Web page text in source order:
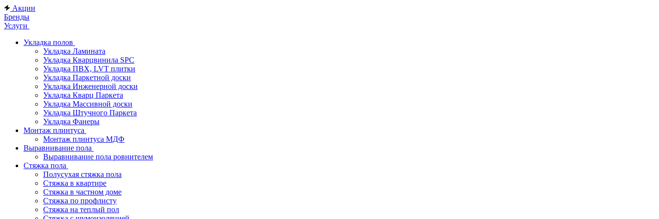
Акции
Бренды
Услуги
Укладка полов
Укладка Ламината
Укладка Кварцвинила SPC
Укладка ПВХ, LVT плитки
Укладка Паркетной доски
Укладка Инженерной доски
Укладка Кварц Паркета
Укладка Массивной доски
Укладка Штучного Паркета
Укладка Фанеры
Монтаж плинтуса
Монтаж плинтуса МДФ
Выравнивание пола
Выравнивание пола ровнителем
Стяжка пола
Полусухая стяжка пола
Стяжка в квартире
Стяжка в частном доме
Стяжка по профлисту
Стяжка на теплый пол